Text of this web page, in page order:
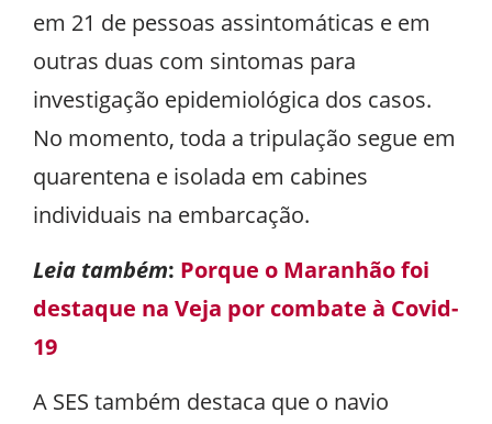
em 21 de pessoas assintomáticas e em
outras duas com sintomas para
investigação epidemiológica dos casos.
No momento, toda a tripulação segue em
quarentena e isolada em cabines
individuais na embarcação.
Leia também: Porque o Maranhão foi
destaque na Veja por combate à Covid-
19
A SES também destaca que o navio